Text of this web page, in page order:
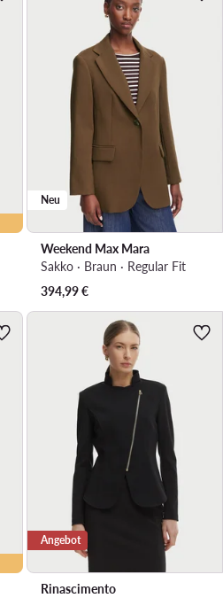
Neu
Weekend Max Mara
Sakko · Braun · Regular Fit
394,99€
Angebot
Rinascimento